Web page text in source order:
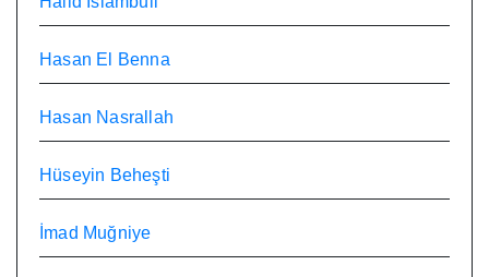
Hasan El Benna
Hasan Nasrallah
Hüseyin Beheşti
İmad Muğniye